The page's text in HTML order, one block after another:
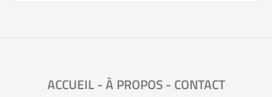
ACCUEIL-À PROPOS- CONTACT